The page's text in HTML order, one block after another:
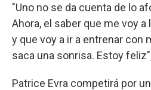
"Uno no se da cuenta de lo
Ahora, el saber que me voy a
y que voy a ir a entrenar con
saca una sonrisa. Estoy
Patrice Evra competirá por